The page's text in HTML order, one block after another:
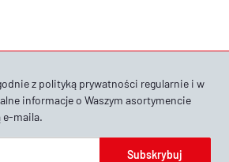
z polityką prywatności regularnie i w
informacje o Waszym asortymencie
e-maila.
Subskrybuj